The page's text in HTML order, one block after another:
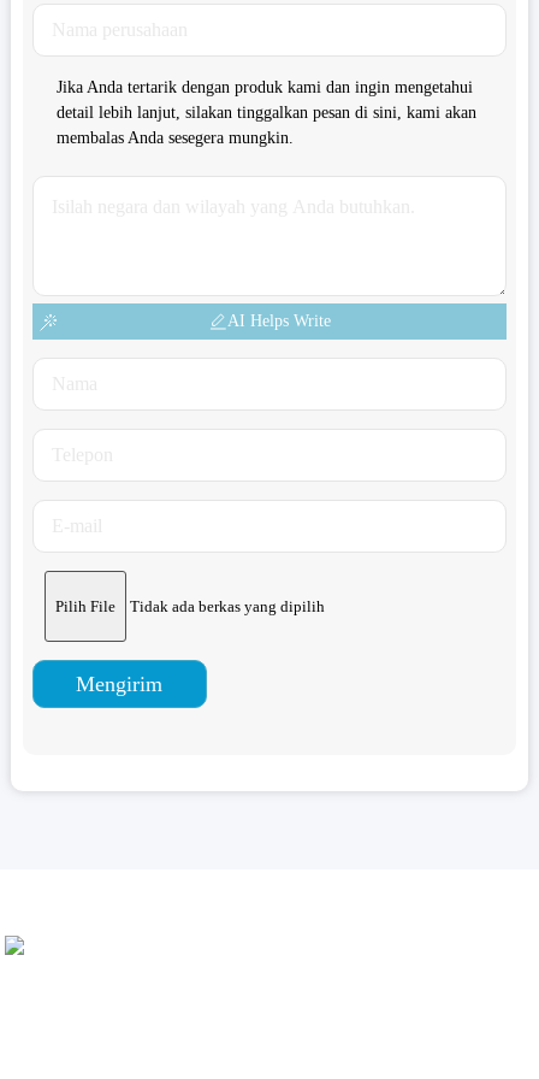
Jika Anda tertarik dengan produk kami dan ingin mengetahui
detail lebih lanjut, silakan tinggalkan pesan di sini, kami akan
membalas Anda sesegera mungkin.
AI Helps Write
Pilih File Tidak ada berkas yang dipilih
Mengirim